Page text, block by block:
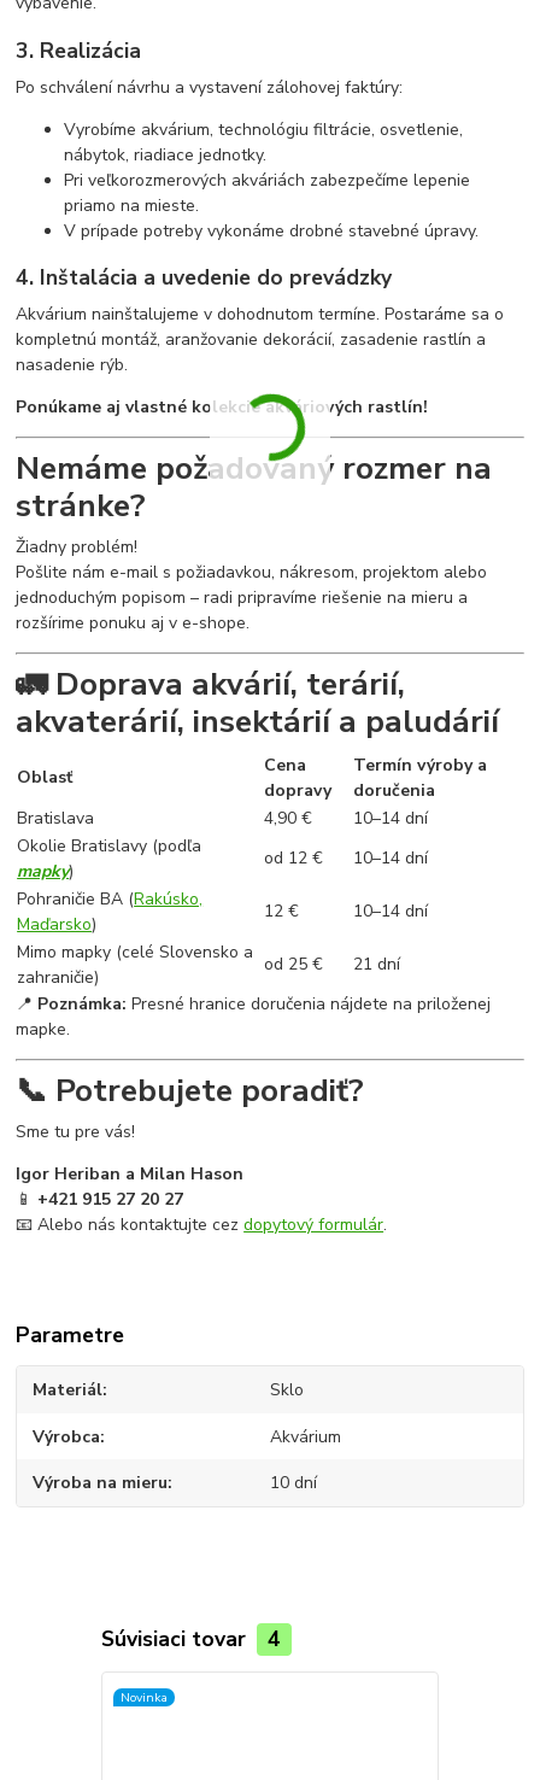
3. Realizácia
Po schválení návrhu a vystavení zálohovej faktúry:
Vyrobíme akvárium, technológiu filtrácie, osvetlenie,
nábytok, riadiace jednotky.
Pri veľkorozmerových akváriách zabezpečíme lepenie
priamo na mieste.
V prípade potreby vykonáme drobné stavebné úpravy.
4. Inštalácia a uvedenie do prevádzky
Akvárium nainštalujeme v dohodnutom termíne. Postaráme sa o
kompletnú montáž, aranžovanie dekorácií, zasadenie rastlín a
nasadenie rýb.
Ponúkame aj vlastné kolekcie akváriových rastlín!
Nemáme požadovaný rozmer na
stránke?
Žiadny problém!
Pošlite nám e-mail s požiadavkou, nákresom, projektom alebo
jednoduchým popisom – radi pripravíme riešenie na mieru a
rozšírime ponuku aj v e-shope.
🚛 Doprava akvárií, terárií,
akvaterárií, insektárií a paludárií
Oblasť
Cena
dopravy
Termín výroby a
doručenia
Bratislava
4,90 €
10–14 dní
Okolie Bratislavy (podľa
mapky)
od 12 €
10–14 dní
Pohraničie BA (Rakúsko,
Maďarsko)
12 €
10–14 dní
Mimo mapky (celé Slovensko a
zahraničie)
od 25 €
21 dní
📍 Poznámka: Presné hranice doručenia nájdete na priloženej
mapke.
📞 Potrebujete poradiť?
Sme tu pre vás!
Igor Heriban a Milan Hason
📱 +421 915 27 20 27
📧 Alebo nás kontaktujte cezdopytový formulár.
Parametre
Materiál Sklo
Výrobca Akvárium
Výroba na mieru 10 dní
Súvisiaci tovar 4
Novinka